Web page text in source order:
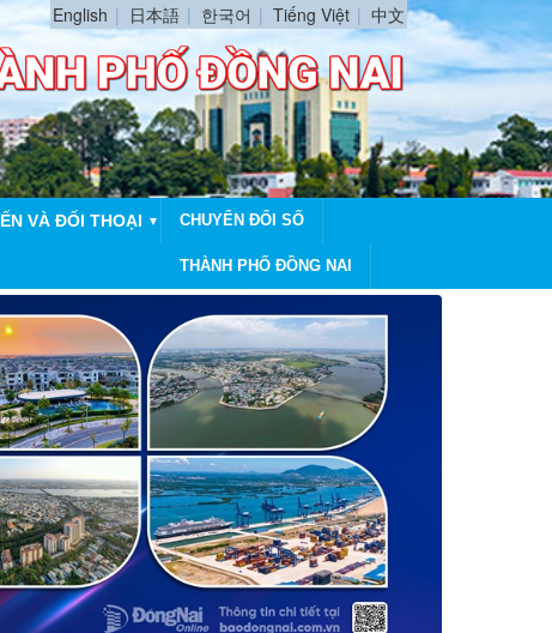
English 日本語 한국어 Tiếng Việt 中文
VÀ ĐỐI THOẠI ▼ CHUYỂN ĐỔI SỐ
THÀNH PHỐ ĐỒNG NAI